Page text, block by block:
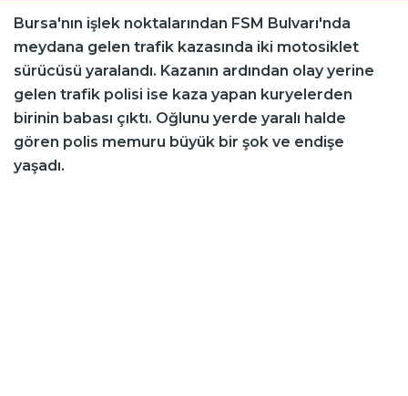
Bursa'nın işlek noktalarından FSM Bulvarı'nda
meydana gelen trafik kazasında iki motosiklet
sürücüsü yaralandı. Kazanın ardından olay yerine
gelen trafik polisi ise kaza yapan kuryelerden
birinin babası çıktı. Oğlunu yerde yaralı halde
gören polis memuru büyük bir şok ve endişe
yaşadı.